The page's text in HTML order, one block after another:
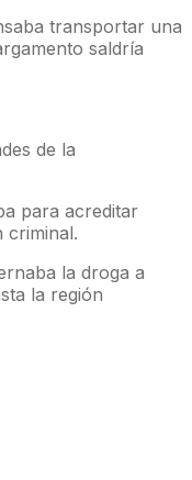
transportar una
saldría
de la
para acreditar
criminal.
la droga a
la región